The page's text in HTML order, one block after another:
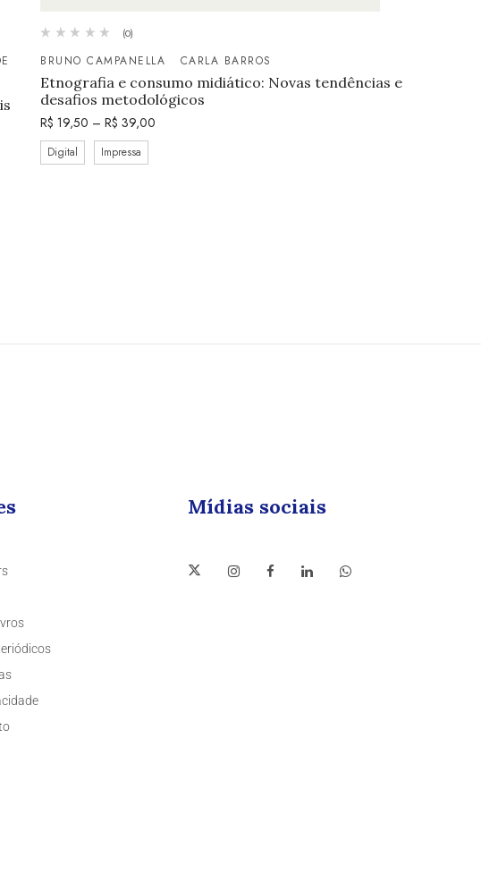
(0)
BRUNO CAMPANELLA CARLA BARROS
Etnografia e consumo midiático: Novas tendências e
desafios metodológicos
R$ 19,50 – R$ 39,00
Digital Impressa
Mídias sociais